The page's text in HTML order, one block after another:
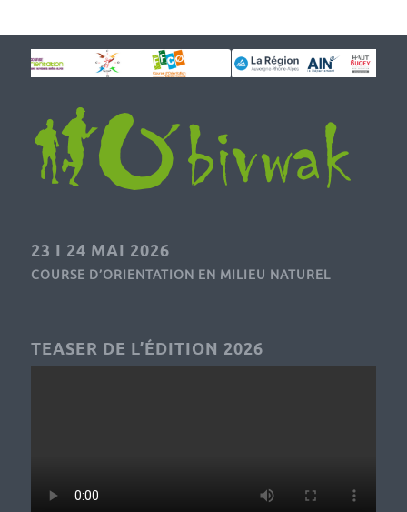
23 I 24 MAI 2026
COURSE D’ORIENTATION EN MILIEU NATUREL
TEASER DE L’ÉDITION 2026